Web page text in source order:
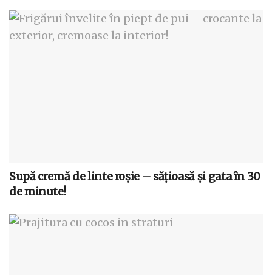
Supă cremă de linte roșie – sățioasă și gata în 30
de minute!